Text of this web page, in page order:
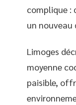
complique :
un nouveau
Limoges
moyenne
paisible,